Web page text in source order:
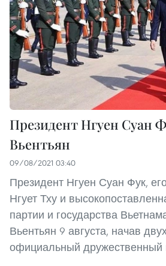
Президент Нгуен Суан
Вьентьян
09/08/2021 03:40
Президент Нгуен Суан Фук,
Нгует Тху и
партии и государства
Вьентьян 9 августа, начав
официальный дружественный